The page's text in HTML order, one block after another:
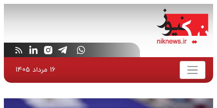
16 مرداد 1405